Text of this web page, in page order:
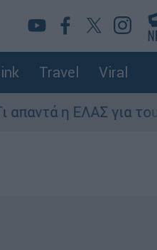
Travel Viral
ΕΛΑΣ για τους 8